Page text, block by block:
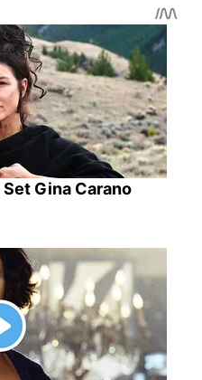
Gina Carano